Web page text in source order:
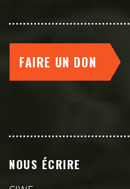
FAIRE UN DON
NOUS ÉCRIRE